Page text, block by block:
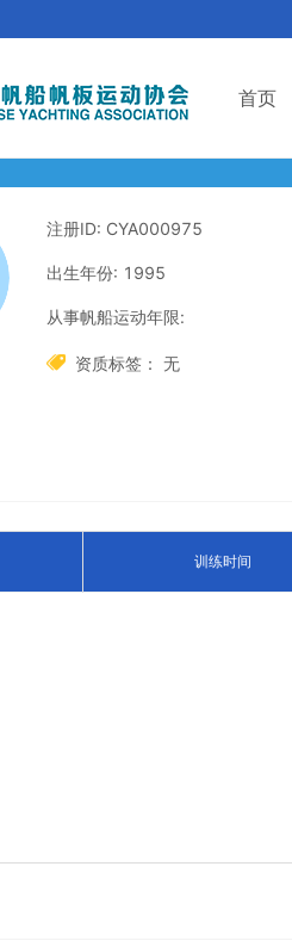
首页
注册ID: CYA000975
出生年份: 1995
从事帆船运动年限:
 资质标签： 无
训练时间